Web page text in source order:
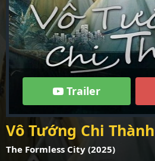
Trailer
Vô Tướng Chi Thành
The Formless City (2025)